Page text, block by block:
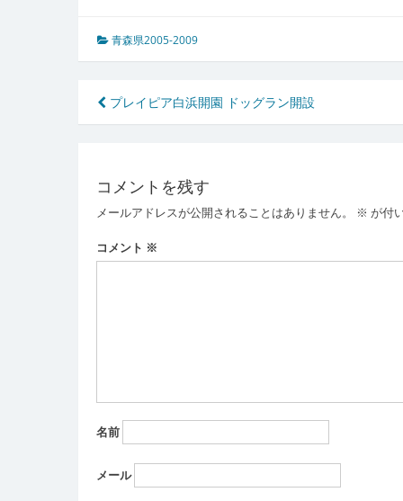
青森県2005-2009
投
稿
ビ
ゲ
ー
プレイピア白浜開園 ドッグラン開設
コメントを残す
メールアドレスが公開されることはありません。 ※ が付
コメント ※
名前
メール